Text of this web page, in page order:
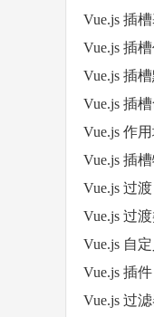
Vue.js 插
Vue.js 插
Vue.js 插
Vue.js 插
Vue.js 作
Vue.js 插
Vue.js 过
Vue.js 过
Vue.js 自
Vue.js 插件
Vue.js 过